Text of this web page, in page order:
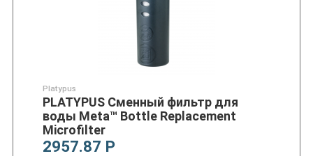
Platypus
PLATYPUS Сменный фильтр для
воды Meta™ Bottle Replacement
Microfilter
2957.87 Р